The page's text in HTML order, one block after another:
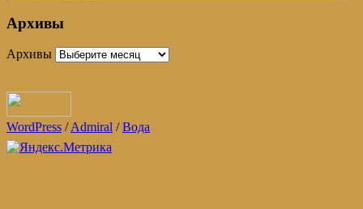
Архивы
Архивы
WordPress /Admiral /Вода